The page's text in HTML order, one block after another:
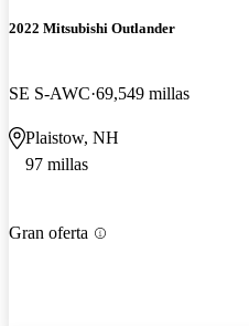
2022 Mitsubishi Outlander
SE S-AWC 69,549 millas
Plaistow, NH
97 millas
Gran oferta